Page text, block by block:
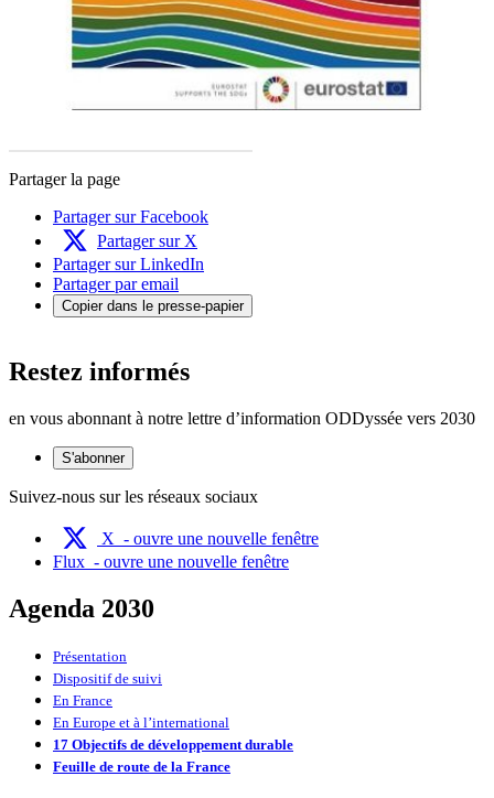
Partager la page
Partager sur Facebook
Partager sur X
Partager sur LinkedIn
Partager par email
Copier dans le presse-papier
Restez informés
en vous abonnant à notre lettre d’information ODDyssée vers 2030
S'abonner
Suivez-nous sur les réseaux sociaux
X - ouvre une nouvelle fenêtre
Flux - ouvre une nouvelle fenêtre
Agenda 2030
Présentation
Dispositif de suivi
En France
En Europe et à l’international
17 Objectifs de développement durable
Feuille de route de la France